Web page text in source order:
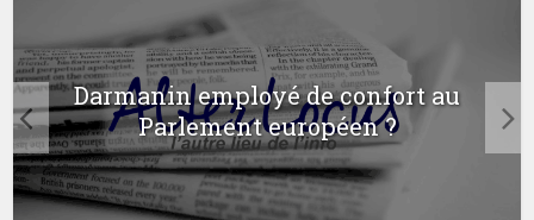
Darmanin employé de confort au
Parlement européen ?